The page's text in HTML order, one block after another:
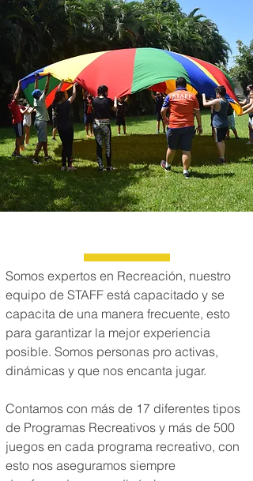
Somos expertos en Recreación, nuestro
equipo de STAFF está capacitado y se
capacita de una manera frecuente, esto
para garantizar la mejor experiencia
posible. Somos personas pro activas,
dinámicas y que nos encanta jugar.
Contamos con más de 17 diferentes tipos
de Programas Recreativos y más de 500
juegos en cada programa recreativo, con
esto nos aseguramos siempre